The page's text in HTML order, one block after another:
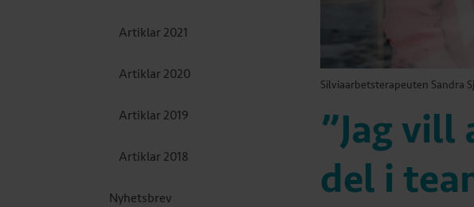
Artiklar 2021
Artiklar 2020
Artiklar 2019
Artiklar 2018
Nyhetsbrev
Silviaarbetsterapeuten Sandra
”Jag
del i